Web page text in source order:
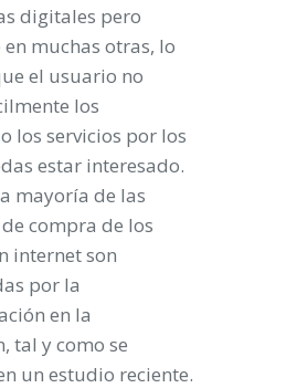
digitales pero
muchas otras, lo
el usuario no
los
los servicios por los
estar interesado.
mayoría de las
compra de los
internet son
por la
en la
tal y como se
un estudio reciente.